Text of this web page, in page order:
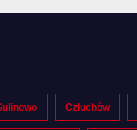
Człuchów